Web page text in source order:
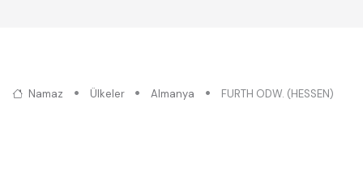
Namaz Ülkeler Almanya FURTH ODW. (HESSEN)